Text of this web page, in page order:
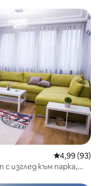
Средна
4,99 (93)
изглед към парка,